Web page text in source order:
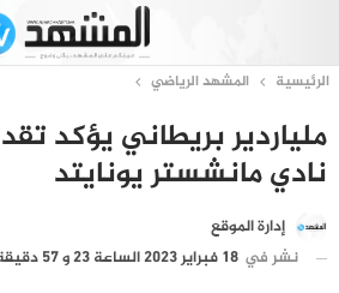
الرئيسية المشهد الرياضي
ملياردير بريطاني يؤكد
نادي مانشستر يونايتد
إدارة الموقع
نشر في 18 فبراير 2023 الساعة 23 و 57 دقيقة